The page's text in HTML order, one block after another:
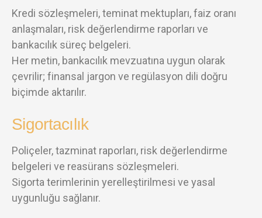
Kredi sözleşmeleri, teminat mektupları, faiz oranı
anlaşmaları, risk değerlendirme raporları ve
bankacılık süreç belgeleri.
Her metin, bankacılık mevzuatına uygun olarak
çevrilir; finansal jargon ve regülasyon dili doğru
biçimde aktarılır.
Sigortacılık
Poliçeler, tazminat raporları, risk değerlendirme
belgeleri ve reasürans sözleşmeleri.
Sigorta terimlerinin yerelleştirilmesi ve yasal
uygunluğu sağlanır.